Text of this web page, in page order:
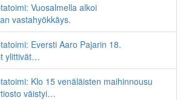
Vuosalmella alkoi
vastahyökkäys.
Eversti Aaro Pajarin 18.
ylittivät…
Klo 15 venäläisten maihinnousu
väistyi…